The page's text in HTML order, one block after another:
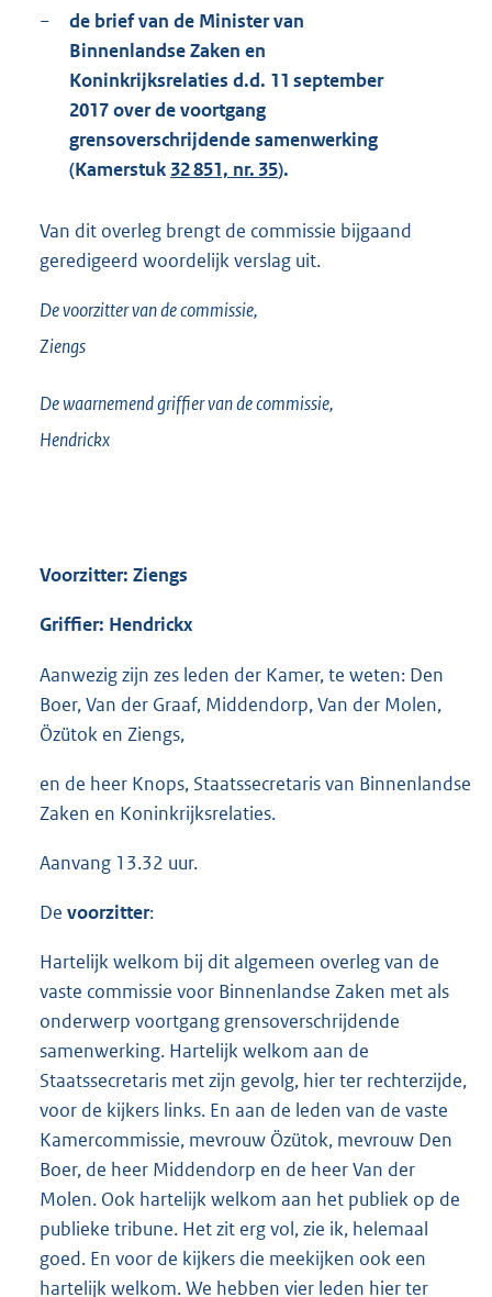
−
de brief van de Minister van
Binnenlandse Zaken en
Koninkrijksrelaties d.d. 11 september
2017 over de voortgang
grensoverschrijdende samenwerking
(Kamerstuk 32 851, nr. 35).
Van dit overleg brengt de commissie bijgaand
geredigeerd woordelijk verslag uit.
De voorzitter van de commissie,
Ziengs
De waarnemend griffier van de commissie,
Hendrickx
Voorzitter: Ziengs
Griffier: Hendrickx
Aanwezig zijn zes leden der Kamer, te weten: Den
Boer, Van der Graaf, Middendorp, Van der Molen,
Özütok en Ziengs,
en de heer Knops, Staatssecretaris van Binnenlandse
Zaken en Koninkrijksrelaties.
Aanvang 13.32 uur.
De voorzitter:
Hartelijk welkom bij dit algemeen overleg van de
vaste commissie voor Binnenlandse Zaken met als
onderwerp voortgang grensoverschrijdende
samenwerking. Hartelijk welkom aan de
Staatssecretaris met zijn gevolg, hier ter rechterzijde,
voor de kijkers links. En aan de leden van de vaste
Kamercommissie, mevrouw Özütok, mevrouw Den
Boer, de heer Middendorp en de heer Van der
Molen. Ook hartelijk welkom aan het publiek op de
publieke tribune. Het zit erg vol, zie ik, helemaal
goed. En voor de kijkers die meekijken ook een
hartelijk welkom. We hebben vier leden hier ter